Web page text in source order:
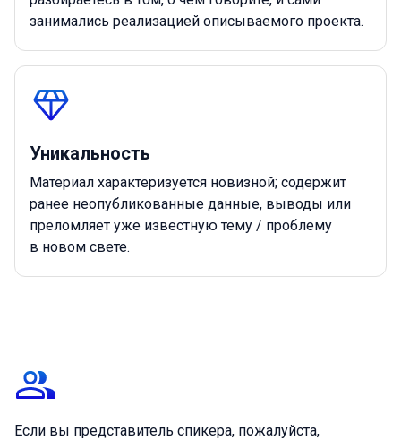
занимались реализацией описываемого проекта.
Уникальность
Материал характеризуется новизной; содержит
ранее неопубликованные данные, выводы или
преломляет уже известную тему / проблему
в новом свете.
Дополнительная информация
Если вы представитель спикера, пожалуйста,